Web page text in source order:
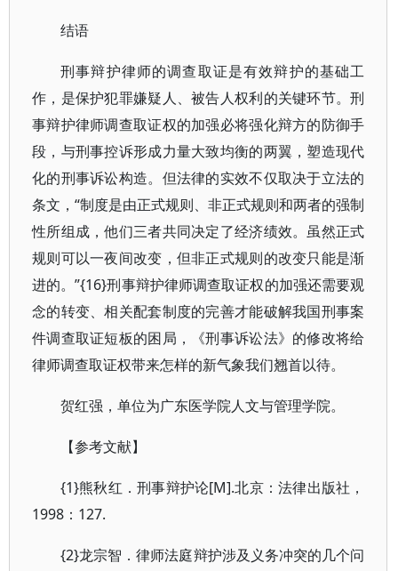
结语
刑事辩护律师的调查取证是有效辩护的基础工
作，是保护犯罪嫌疑人、被告人权利的关键环节。刑
事辩护律师调查取证权的加强必将强化辩方的防御手
段，与刑事控诉形成力量大致均衡的两翼，塑造现代
化的刑事诉讼构造。但法律的实效不仅取决于立法的
条文，“制度是由正式规则、非正式规则和两者的强制
性所组成，他们三者共同决定了经济绩效。虽然正式
规则可以一夜间改变，但非正式规则的改变只能是渐
进的。”{16}刑事辩护律师调查取证权的加强还需要观
念的转变、相关配套制度的完善才能破解我国刑事案
件调查取证短板的困局，《刑事诉讼法》的修改将给
律师调查取证权带来怎样的新气象我们翘首以待。
贺红强，单位为广东医学院人文与管理学院。
【参考文献】
{1}熊秋红．刑事辩护论[M].北京：法律出版社，
1998：127.
{2}龙宗智．律师法庭辩护涉及义务冲突的几个问